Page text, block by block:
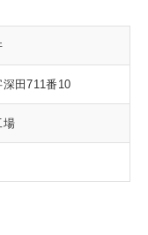
田711番10
場